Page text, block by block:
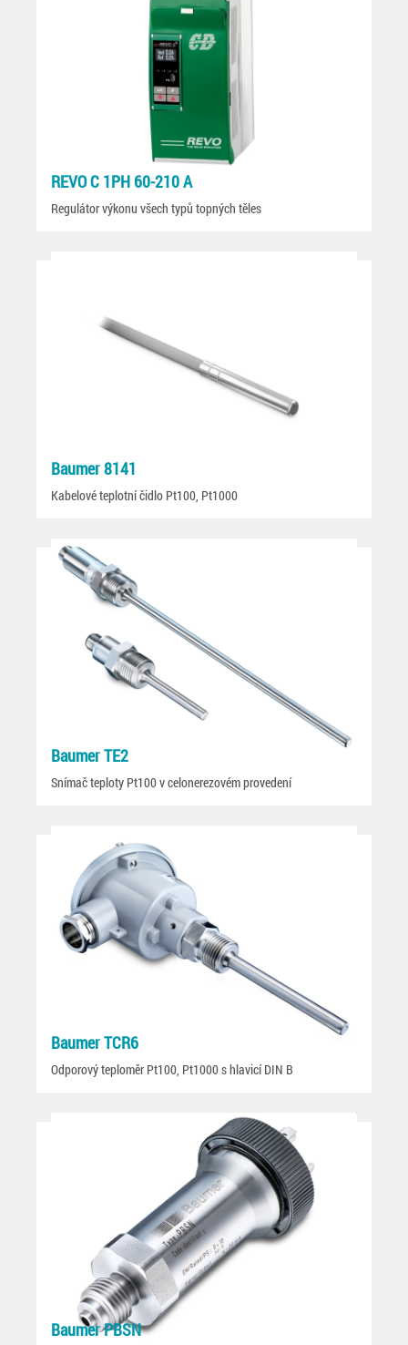
REVO C 1PH 60-210 A
Regulátor výkonu všech typů topných těles
Baumer 8141
Kabelové teplotní čidlo Pt100, Pt1000
Baumer TE2
Snímač teploty Pt100 v celonerezovém provedení
Baumer TCR6
Odporový teploměr Pt100, Pt1000 s hlavicí DIN B
Baumer PBSN